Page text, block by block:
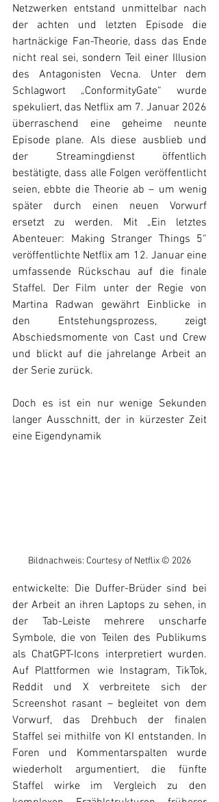
Netzwerken entstand unmittelbar nach
der achten und letzten Episode die
hartnäckige Fan-Theorie, dass das Ende
nicht real sei, sondern Teil einer Illusion
des Antagonisten Vecna. Unter dem
Schlagwort „ConformityGate“ wurde
spekuliert, das Netflix am 7. Januar 2026
überraschend eine geheime neunte
Episode plane. Als diese ausblieb und
der Streamingdienst öffentlich
bestätigte, dass alle Folgen veröffentlicht
seien, ebbte die Theorie ab – um wenig
später durch einen neuen Vorwurf
ersetzt zu werden. Mit „Ein letztes
Abenteuer: Making Stranger Things 5“
veröffentlichte Netflix am 12. Januar eine
umfassende Rückschau auf die finale
Staffel. Der Film unter der Regie von
Martina Radwan gewährt Einblicke in
den Entstehungsprozess, zeigt
Abschiedsmomente von Cast und Crew
und blickt auf die jahrelange Arbeit an
der Serie zurück.
Doch es ist ein nur wenige Sekunden
langer Ausschnitt, der in kürzester Zeit
eine Eigendynamik
Bildnachweis: Courtesy of Netflix © 2026
entwickelte: Die Duffer-Brüder sind bei
der Arbeit an ihren Laptops zu sehen, in
der Tab-Leiste mehrere unscharfe
Symbole, die von Teilen des Publikums
als ChatGPT-Icons interpretiert wurden.
Auf Plattformen wie Instagram, TikTok,
Reddit und X verbreitete sich der
Screenshot rasant – begleitet von dem
Vorwurf, das Drehbuch der finalen
Staffel sei mithilfe von KI entstanden. In
Foren und Kommentarspalten wurde
wiederholt argumentiert, die fünfte
Staffel wirke im Vergleich zu den